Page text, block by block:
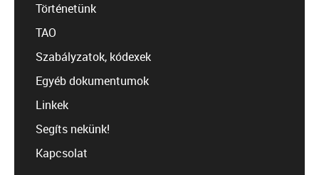
Történetünk
TAO
Szabályzatok, kódexek
Egyéb dokumentumok
Linkek
Segíts nekünk!
Kapcsolat